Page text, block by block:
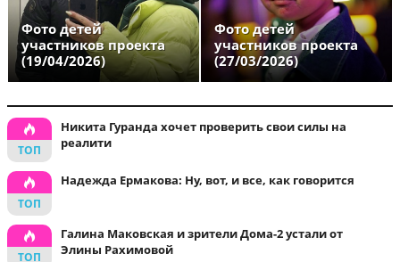
Фото детей
участников проекта
(19/04/2026)
Фото детей
участников проекта
(27/03/2026)
Никита Гуранда хочет проверить свои силы на
реалити
Надежда Ермакова: Ну, вот, и все, как говорится
Галина Маковская и зрители Дома-2 устали от
Элины Рахимовой